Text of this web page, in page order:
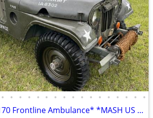
• • • • • • • • • • • • • • • • •
1955 *Jeep* *M170 Frontline Ambulance* *MASH US Army Je